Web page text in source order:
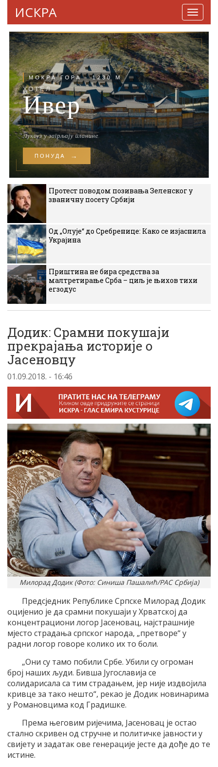
ИСКРА
Протест поводом позивања Зеленског у
званичну посету Србији
Од „Олује“ до Сребренице: Како се изјаснила
Украјина
Приштина не бира средства за
малтретирање Срба – циљ је њихов тихи
егзодус
Додик: Срамни покушаји
прекрајања историје о
Јасеновцу
01.09.2018. - 16:46
Милорад Додик (Фото: Синиша Пашалић/РАС Србија)
Предсједник Републике Српске Милорад Додик
оцијенио је да срамни покушаји у Хрватској да
концентрациони логор Јасеновац, најстрашније
мјесто страдања српског народа, „претворе“ у
радни логор говоре колико их то боли.
„Они су тамо побили Србе. Убили су огроман
број наших људи. Бивша Југославија се
солидарисала са тим страдањем, јер није издвојила
кривце за тако нешто“, рекао је Додик новинарима
у Романовцима код Градишке.
Према његовим ријечима, Јасеновац је остао
стално скривен од стручне и политичке јавности у
свијету и задатак ове генерације јесте да дође до те
истине.